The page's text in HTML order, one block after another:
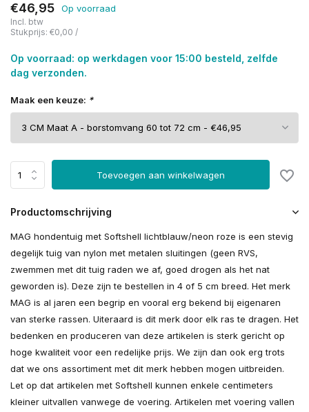
€46,95 Op voorraad
Incl. btw
Stukprijs: €0,00 /
Op voorraad: op werkdagen voor 15:00 besteld, zelfde
dag verzonden.
Maak een keuze: *
Toevoegen aan winkelwagen
Productomschrijving
MAG hondentuig met Softshell lichtblauw/neon roze is een stevig
degelijk tuig van nylon met metalen sluitingen (geen RVS,
zwemmen met dit tuig raden we af, goed drogen als het nat
geworden is). Deze zijn te bestellen in 4 of 5 cm breed. Het merk
MAG is al jaren een begrip en vooral erg bekend bij eigenaren
van sterke rassen. Uiteraard is dit merk door elk ras te dragen. Het
bedenken en produceren van deze artikelen is sterk gericht op
hoge kwaliteit voor een redelijke prijs. We zijn dan ook erg trots
dat we ons assortiment met dit merk hebben mogen uitbreiden.
Let op dat artikelen met Softshell kunnen enkele centimeters
kleiner uitvallen vanwege de voering. Artikelen met voering vallen